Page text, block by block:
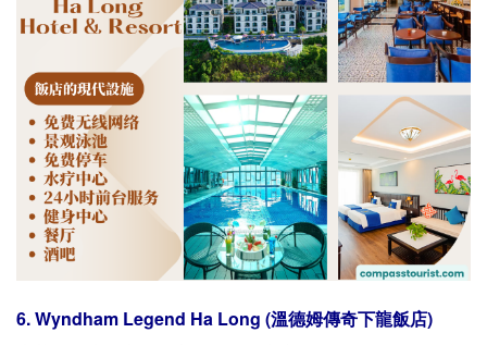
6. Wyndham Legend Ha Long (溫德姆傳奇下龍飯店)